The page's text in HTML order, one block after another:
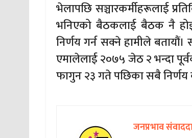
भेलापछि सञ्चारकर्मीहरूलाई
भनिएको बैठकलाई बैठक नै
निर्णय गर्न सक्ने हामीले
एमालेलाई २०७५ जेठ २ भन्दा
फागुन २३ गते पछिका सबै निर्णय
जनप्रभाव